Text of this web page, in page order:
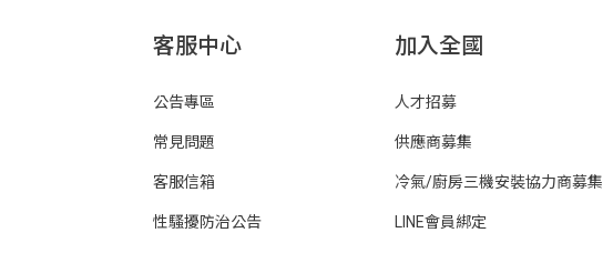
客服中心
公告專區
常見問題
客服信箱
性騷擾防治公告
加入全國
人才招募
供應商募集
冷氣/廚房三機安裝協力商募集
LINE會員綁定